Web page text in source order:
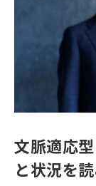
文脈適応
と状況を